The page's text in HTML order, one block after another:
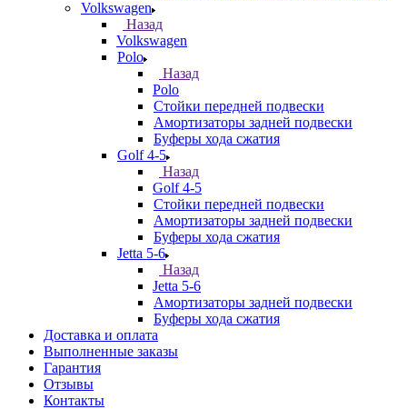
Volkswagen
Назад
Volkswagen
Polo
Назад
Polo
Стойки передней подвески
Амортизаторы задней подвески
Буферы хода сжатия
Golf 4-5
Назад
Golf 4-5
Стойки передней подвески
Амортизаторы задней подвески
Буферы хода сжатия
Jetta 5-6
Назад
Jetta 5-6
Амортизаторы задней подвески
Буферы хода сжатия
Доставка и оплата
Выполненные заказы
Гарантия
Отзывы
Контакты